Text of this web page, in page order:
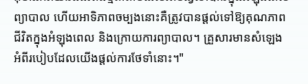
ព្យាបាល ហើយអាទិភាពចម្បងនោះគឺត្រូវបានផ្តល់ទៅឱ្យគុណភាព
ជីវិតក្នុងអំឡុងពេល និងក្រោយការព្យាបាល។ គ្រួសារមានសំឡេង
អំពីរបៀបដែលយើងផ្តល់ការថែទាំនោះ។"